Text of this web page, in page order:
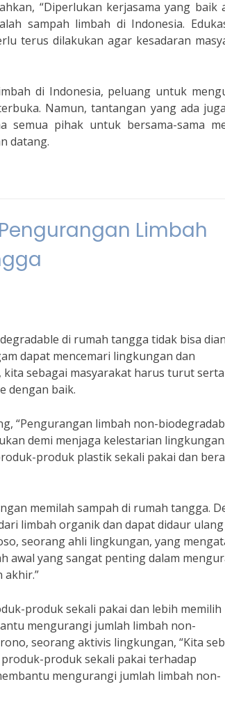
“Diperlukan kerjasama yang baik
sampah limbah di Indonesia.
terus dilakukan agar kesadaran
di Indonesia, peluang untuk
Namun, tantangan yang ada
semua pihak untuk bersama-sama
datang.
Limbah
di rumah tangga tidak bisa
dapat mencemari lingkungan dan
sebagai masyarakat harus turut serta
dengan baik.
“Pengurangan limbah non-
demi menjaga kelestarian lingkungan.
produk plastik sekali pakai dan
memilah sampah di rumah tangga.
limbah organik dan dapat didaur
seorang ahli lingkungan, yang
awal yang sangat penting dalam
akhir.”
produk sekali pakai dan lebih memilih
mengurangi jumlah limbah non-
seorang aktivis lingkungan, “Kita
produk sekali pakai terhadap
mengurangi jumlah limbah non-